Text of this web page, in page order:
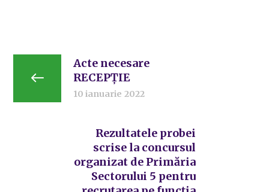
Acte necesare
RECEPȚIE
10 ianuarie 2022
Rezultatele probei
scrise la concursul
organizat de Primăria
Sectorului 5 pentru